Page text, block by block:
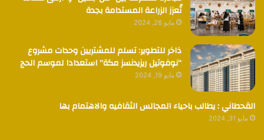
تُعزز الزراعة المستدامة بجدة
مايو 26, 2024
ذاخر للتطوير: تسلم للمشتريين وحدات مشروع
“نوفوتيل ريزيدنسز مكة” استعدادا لموسم الحج
مايو 19, 2024
القحطاني : يطالب باحياء المجالس الثقافيه والاهتمام بها
مايو 31, 2024